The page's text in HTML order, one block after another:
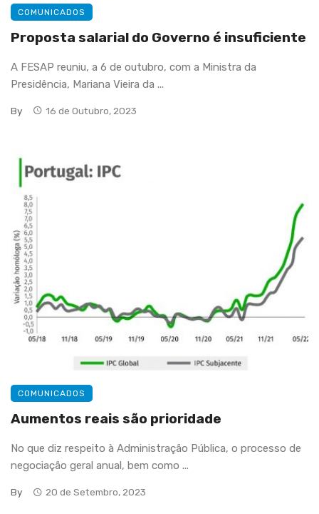
COMUNICADOS
Proposta salarial do Governo é insuficiente
A FESAP reuniu, a 6 de outubro, com a Ministra da
Presidência, Mariana Vieira da ...
By 16 de Outubro, 2023
COMUNICADOS
Aumentos reais são prioridade
No que diz respeito à Administração Pública, o processo de
negociação geral anual, bem como ...
By 20 de Setembro, 2023